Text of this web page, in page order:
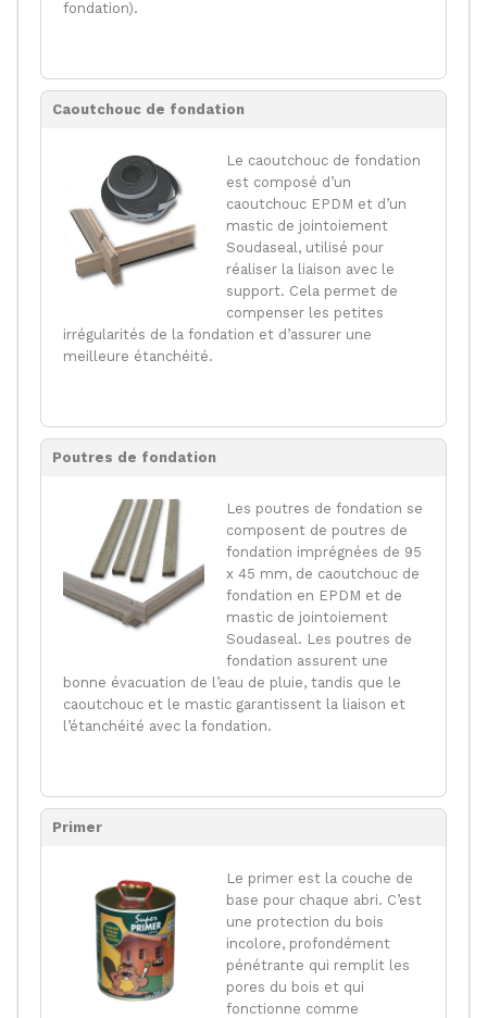
fondation).
Caoutchouc de fondation
Le caoutchouc de fondation
est composé d’un
caoutchouc EPDM et d’un
mastic de jointoiement
Soudaseal, utilisé pour
réaliser la liaison avec le
support. Cela permet de
compenser les petites
irrégularités de la fondation et d’assurer une
meilleure étanchéité.
Poutres de fondation
Les poutres de fondation se
composent de poutres de
fondation imprégnées de 95
x 45 mm, de caoutchouc de
fondation en EPDM et de
mastic de jointoiement
Soudaseal. Les poutres de
fondation assurent une
bonne évacuation de l’eau de pluie, tandis que le
caoutchouc et le mastic garantissent la liaison et
l’étanchéité avec la fondation.
Primer
Le primer est la couche de
base pour chaque abri. C’est
une protection du bois
incolore, profondément
pénétrante qui remplit les
pores du bois et qui
fonctionne comme